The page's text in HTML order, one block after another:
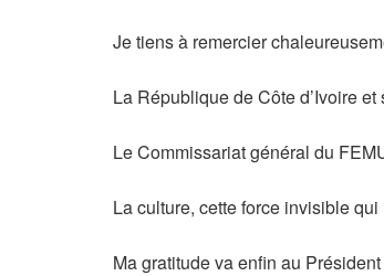
Je tiens à remercier
La République de Côte d’Ivoire
Le Commissariat général du
La culture, cette force invisible
Ma gratitude va enfin au